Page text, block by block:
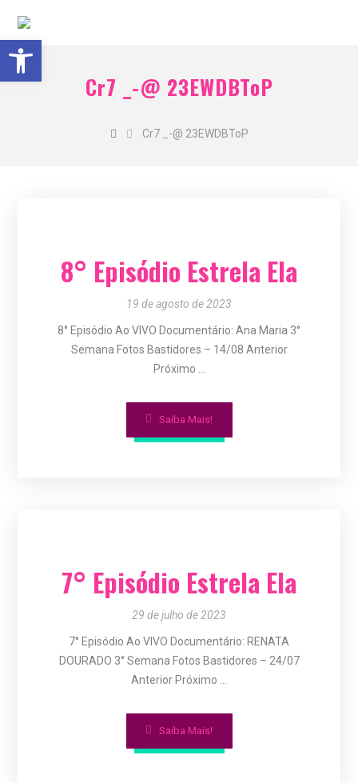
Cr7 _-@ 23EWDBToP
Cr7 _-@ 23EWDBToP
8° Episódio Estrela Ela
19 de agosto de 2023
8° Episódio Ao VIVO Documentário: Ana Maria 3°
Semana Fotos Bastidores – 14/08 Anterior
Próximo ...
Saiba Mais!
7° Episódio Estrela Ela
29 de julho de 2023
7° Episódio Ao VIVO Documentário: RENATA
DOURADO 3° Semana Fotos Bastidores – 24/07
Anterior Próximo ...
Saiba Mais!
Barra de Ferramentas Aberta